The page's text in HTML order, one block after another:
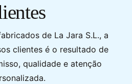
de La Jara S.L., a
clientes é o resultado de
qualidade e atenção